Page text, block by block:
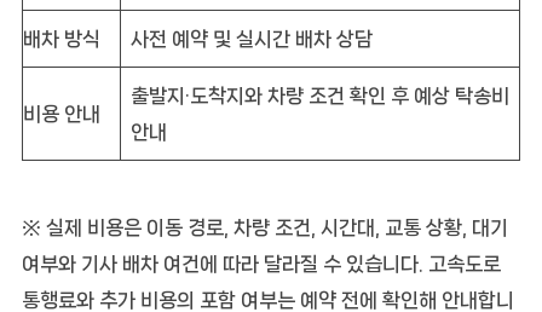
배차 방식 사전 예약 및 실시간 배차 상담
비용 안내
출발지·도착지와 차량 조건 확인 후 예상 탁송비
안내
※ 실제 비용은 이동 경로, 차량 조건, 시간대, 교통 상황, 대기
여부와 기사 배차 여건에 따라 달라질 수 있습니다. 고속도로
통행료와 추가 비용의 포함 여부는 예약 전에 확인해 안내합니